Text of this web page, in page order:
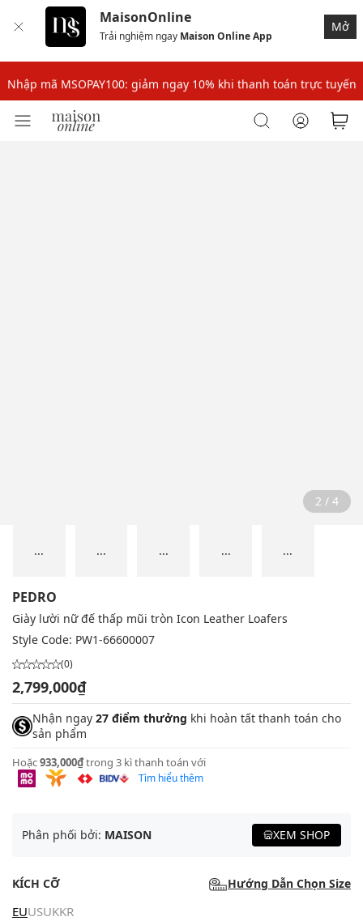
MaisonOnline
Trải nghiệm ngay Maison Online App
Mở
Nhập mã: MSOXINCHAO - Giảm 10% đơn đầu cho thành viên mới!
Nhập mã MSOPAY100: giảm ngay 10% khi thanh toán trực tuyến
Nhập mã: MSOXINCHAO - Giảm 10% đơn đầu cho thành viên mới!
2 / 4
... ... ... ... ...
PEDRO
Giày lười nữ đế thấp mũi tròn Icon Leather Loafers
Style Code: PW1-66600007
(0)
2,799,000₫
Nhận ngay 27 điểm thưởng khi hoàn tất thanh toán cho
sản phẩm
Hoặc933,000₫trong 3 kì thanh toán với
Tìm hiểu thêm
Phân phối bởi: MAISON XEM SHOP
KÍCH CỠ Hướng Dẫn Chọn Size
EUUSUKKR